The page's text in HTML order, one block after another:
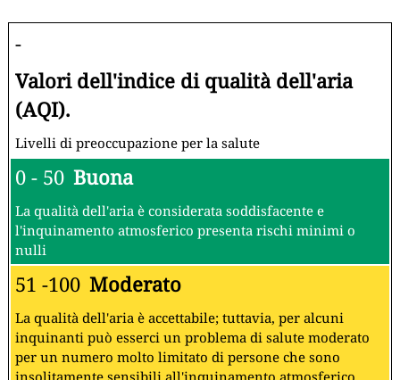
-
Valori dell'indice di qualità dell'aria
(AQI).
Livelli di preoccupazione per la salute
0 - 50 Buona
La qualità dell'aria è considerata soddisfacente e
l'inquinamento atmosferico presenta rischi minimi o
nulli
51 -100 Moderato
La qualità dell'aria è accettabile; tuttavia, per alcuni
inquinanti può esserci un problema di salute moderato
per un numero molto limitato di persone che sono